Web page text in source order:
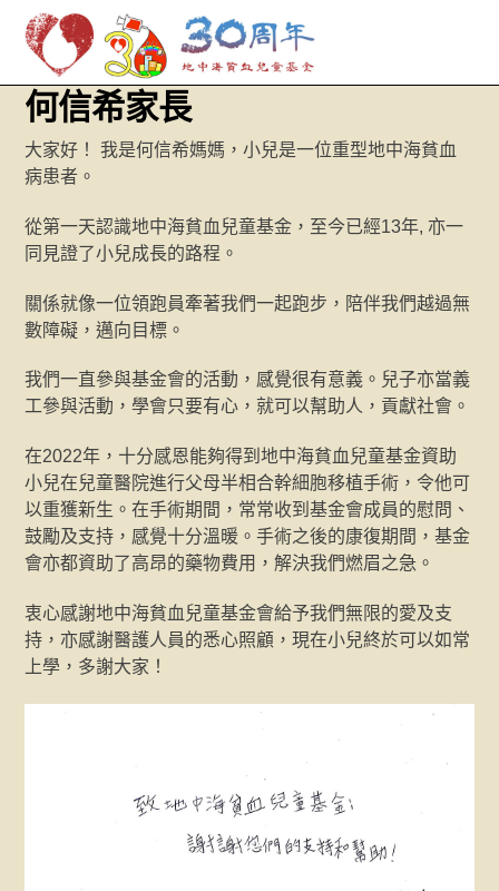
Skip
content
何信希家長
大家好！ 我是何信希媽媽，小兒是一位重型地中海貧血
病患者。
從第一天認識地中海貧血兒童基金，至今已經13年, 亦一
同見證了小兒成長的路程。
關係就像一位領跑員牽著我們一起跑步，陪伴我們越過無
數障礙，邁向目標。
我們一直參與基金會的活動，感覺很有意義。兒子亦當義
工參與活動，學會只要有心，就可以幫助人，貢獻社會。
在2022年，十分感恩能夠得到地中海貧血兒童基金資助
小兒在兒童醫院進行父母半相合幹細胞移植手術，令他可
以重獲新生。在手術期間，常常收到基金會成員的慰問、
鼓勵及支持，感覺十分溫暖。手術之後的康復期間，基金
會亦都資助了高昂的藥物費用，解決我們燃眉之急。
衷心感謝地中海貧血兒童基金會給予我們無限的愛及支
持，亦感謝醫護人員的悉心照顧，現在小兒終於可以如常
上學，多謝大家！